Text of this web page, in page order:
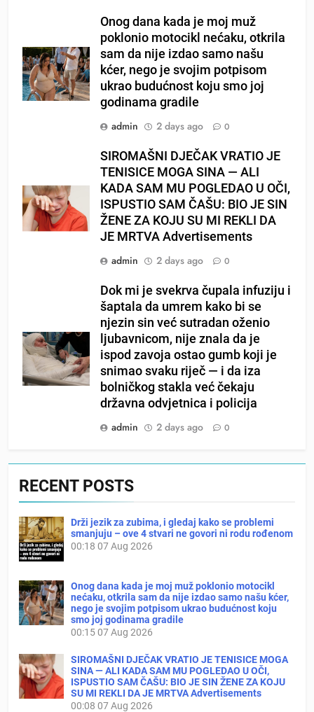
Onog dana kada je moj muž
poklonio motocikl nećaku, otkrila
sam da nije izdao samo našu
kćer, nego je svojim potpisom
ukrao budućnost koju smo joj
godinama gradile
admin
2 days ago 0
SIROMAŠNI DJEČAK VRATIO JE
TENISICE MOGA SINA — ALI
KADA SAM MU POGLEDAO U OČI,
ISPUSTIO SAM ČAŠU: BIO JE SIN
ŽENE ZA KOJU SU MI REKLI DA
JE MRTVA Advertisements
admin
2 days ago 0
Dok mi je svekrva čupala infuziju i
šaptala da umrem kako bi se
njezin sin već sutradan oženio
ljubavnicom, nije znala da je
ispod zavoja ostao gumb koji je
snimao svaku riječ — i da iza
bolničkog stakla već čekaju
državna odvjetnica i policija
admin
2 days ago 0
RECENT POSTS
Drži jezik za zubima, i gledaj kako se problemi
smanjuju – ove 4 stvari ne govori ni rodu rođenom
00:18 07 Aug 2026
Onog dana kada je moj muž poklonio motocikl
nećaku, otkrila sam da nije izdao samo našu kćer,
nego je svojim potpisom ukrao budućnost koju
smo joj godinama gradile
00:1507 Aug 2026
SIROMAŠNI DJEČAK VRATIO JE TENISICE MOGA
SINA — ALI KADA SAM MU POGLEDAO U OČI,
ISPUSTIO SAM ČAŠU: BIO JE SIN ŽENE ZA KOJU
SU MI REKLI DA JE MRTVA Advertisements
00:08 07 Aug 2026